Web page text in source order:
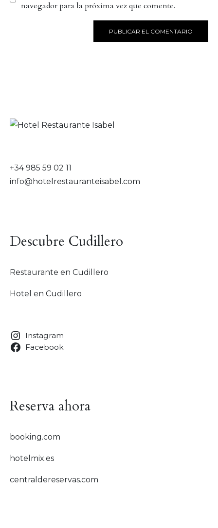
navegador para la próxima vez que comente.
+34 985 59 02 11
info@hotelrestauranteisabel.com
Descubre Cudillero
Restaurante en Cudillero
Hotel en Cudillero
Instagram
Facebook
Reserva ahora
booking.com
hotelmix.es
centraldereservas.com